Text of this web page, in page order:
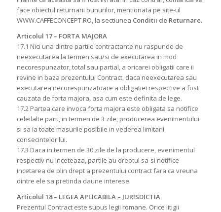
face obiectul returnarii bunurilor, mentionata pe site-ul
WWW.CAFFECONCEPT.RO, la sectiunea Conditii de Returnare.
Articolul 17 – FORTA MAJORA
17.1 Nici una dintre partile contractante nu raspunde de
neexecutarea la termen sau/si de executarea in mod
necorespunzator, total sau partial, a oricarei obligatii care ii
revine in baza prezentului Contract, daca neexecutarea sau
executarea necorespunzatoare a obligatiei respective a fost
cauzata de forta majora, asa cum este definita de lege.
17.2 Partea care invoca forta majora este obligata sa notifice
celeilalte parti, in termen de 3 zile, producerea evenimentului
si sa ia toate masurile posibile in vederea limitarii
consecintelor lui.
17.3 Daca in termen de 30 zile de la producere, evenimentul
respectiv nu inceteaza, partile au dreptul sa-si notifice
incetarea de plin drept a prezentului contract fara ca vreuna
dintre ele sa pretinda daune interese.
Articolul 18 – LEGEA APLICABILA – JURISDICTIA
Prezentul Contract este supus legii romane. Orice litigii